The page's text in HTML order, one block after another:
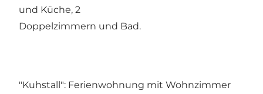
und Küche, 2
Doppelzimmern und Bad.
"Kuhstall": Ferienwohnung mit Wohnzimmer